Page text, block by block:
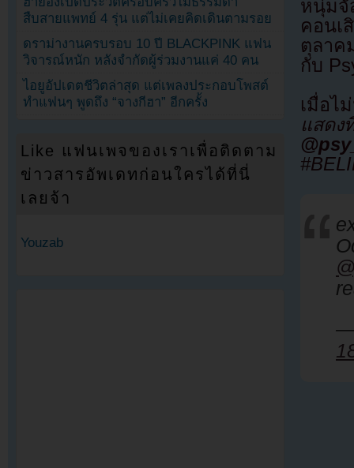
หนุ่ม
คอนเ
ตุลาค
กับ
เมื่อไ
แสดง
—
สืบสายแพทย์ 4 รุ่น แต่ไม่เคยคิดเดินตามรอย
ดราม่างานครบรอบ 10 ปี BLACKPINK แฟน
วิจารณ์หนัก หลังจำกัดผู้ร่วมงานแค่ 40 คน
ไอยูอัปเดตชีวิตล่าสุด แต่เพลงประกอบโพสต์
ทำแฟนๆ พูดถึง “จางกีฮา” อีกครั้ง
Like แฟนเพจของเราเพื่อติดตาม
ข่าวสารอัพเดทก่อนใครได้ที่นี่
เลยจ้า
Youzab